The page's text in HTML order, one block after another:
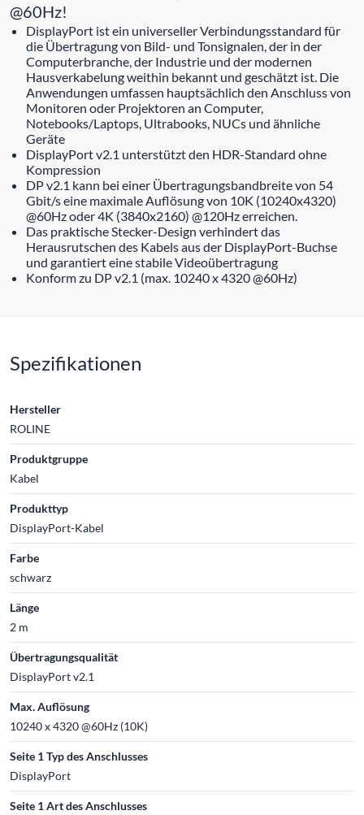
@60Hz!
DisplayPort ist ein universeller Verbindungsstandard für
die Übertragung von Bild- und Tonsignalen, der in der
Computerbranche, der Industrie und der modernen
Hausverkabelung weithin bekannt und geschätzt ist. Die
Anwendungen umfassen hauptsächlich den Anschluss von
Monitoren oder Projektoren an Computer,
Notebooks/Laptops, Ultrabooks, NUCs und ähnliche
Geräte
DisplayPort v2.1 unterstützt den HDR-Standard ohne
Kompression
DP v2.1 kann bei einer Übertragungsbandbreite von 54
Gbit/s eine maximale Auflösung von 10K (10240x4320)
@60Hz oder 4K (3840x2160) @120Hz erreichen.
Das praktische Stecker-Design verhindert das
Herausrutschen des Kabels aus der DisplayPort-Buchse
und garantiert eine stabile Videoübertragung
Konform zu DP v2.1 (max. 10240 x 4320 @60Hz)
Spezifikationen
Hersteller
ROLINE
Produktgruppe
Kabel
Produkttyp
DisplayPort-Kabel
Farbe
schwarz
Länge
2 m
Übertragungsqualität
DisplayPort v2.1
Max. Auflösung
10240 x 4320 @60Hz (10K)
Seite 1 Typ des Anschlusses
DisplayPort
Seite 1 Art des Anschlusses